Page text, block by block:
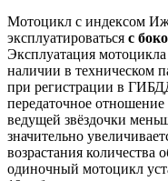
Мотоцикл с индексом
эксплуатироваться с
Эксплуатация
наличии в техническом
при регистрации в
передаточное
ведущей звёздочки
значительно
возрастания количества
одиночный мотоцикл